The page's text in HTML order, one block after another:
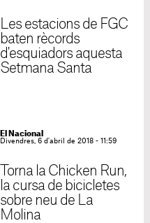
Les estacions de FGC
baten rècords
d'esquiadors aquesta
Setmana Santa
El Nacional
Divendres, 6 d'abril de 2018 - 11:59
Torna la Chicken Run,
la cursa de bicicletes
sobre neu de La
Molina